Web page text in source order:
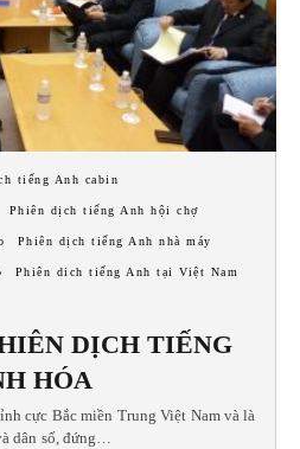
tiếng Anh cabin
Phiên dịch tiếng Anh hội chợ
Phiên dịch tiếng Anh nhà máy
Phiên dich tiếng Anh tại Việt Nam
DỊCH TIẾNG
HÓA
cực Bắc miền Trung Việt Nam và là
dân số, đứng…